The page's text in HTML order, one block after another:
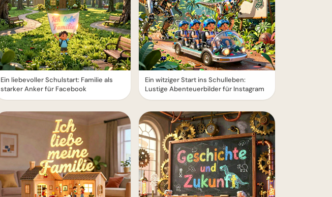
Ein liebevoller Schulstart: Familie als
starker Anker für Facebook
Ein witziger Start ins Schulleben:
Lustige Abenteuerbilder für Instagram